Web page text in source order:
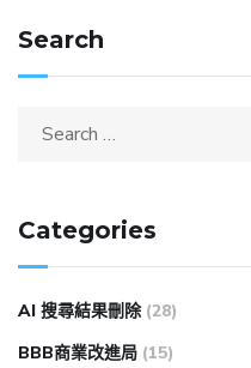
Search
Categories
AI 搜尋結果刪除 (28)
BBB商業改進局 (15)